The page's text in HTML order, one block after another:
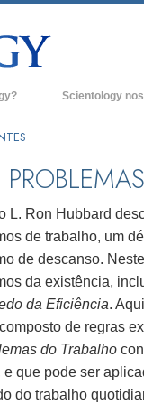
de Scientology
Scientology
Base em Terra de
Freewinds
A levar
David Miscavige -
Scientology
L. Ron Hubbard
de trabalho, um
de descanso.
da existência,
da Eficiência.
de regras
do Trabalho
e que pode ser
do trabalho